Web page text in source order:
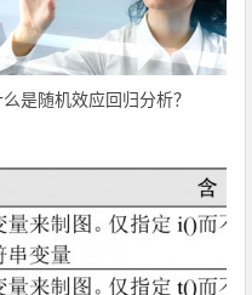
是随机效应回归分析？